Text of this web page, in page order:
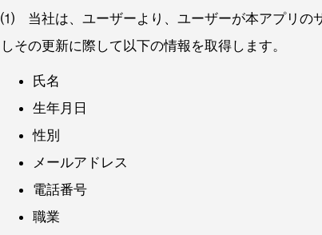
⑴ 当社は、ユーザーより、ユーザーが本アプリの
しその更新に際して以下の情報を取得します。
氏名
生年月日
性別
メールアドレス
電話番号
職業